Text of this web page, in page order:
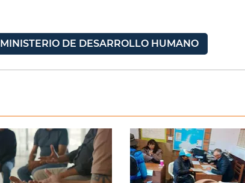
MINISTERIO DE DESARROLLO HUMANO